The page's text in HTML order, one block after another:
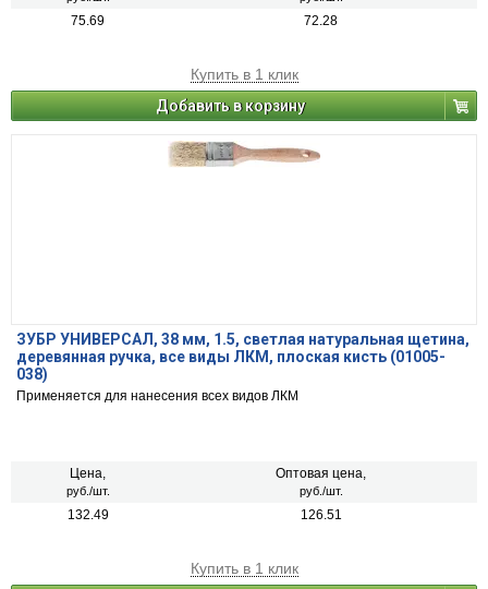
75.69 72.28
Купить в 1 клик
Добавить в корзину
ЗУБР УНИВЕРСАЛ, 38 мм, 1.5, светлая натуральная щетина,
деревянная ручка, все виды ЛКМ, плоская кисть (01005-
038)
Применяется для нанесения всех видов ЛКМ
Цена,
руб./шт.
Оптовая цена,
руб./шт.
132.49 126.51
Купить в 1 клик